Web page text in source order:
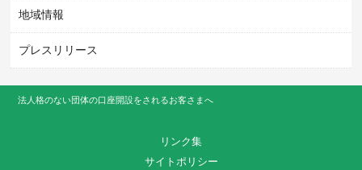
地域情報
プレスリリース
法人格のない団体の口座開設をされるお客さまへ
リンク集
サイトポリシー